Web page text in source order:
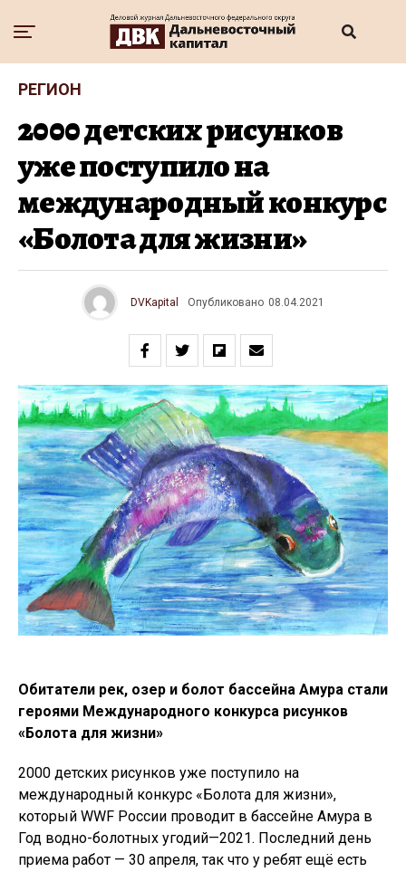
РЕГИОН
2000 детских рисунков
уже поступило на
международный конкурс
«Болота для жизни»
DVKapital Опубликовано 08.04.2021
Обитатели рек, озер и болот бассейна Амура стали
героями Международного конкурса рисунков
«Болота для жизни»
2000 детских рисунков уже поступило на
международный конкурс «Болота для жизни»,
который WWF России проводит в бассейне Амура в
Год водно-болотных угодий—2021. Последний день
приема работ — 30 апреля, так что у ребят ещё есть